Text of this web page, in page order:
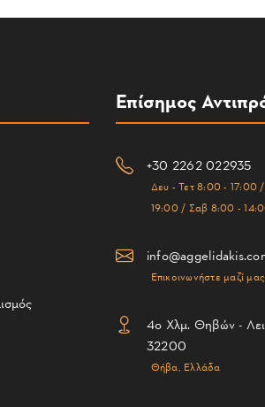
Επίσημος
+30 2262 022935
Δευ - Τετ 8:00 - 17:00
19:00 / Σαβ 8:00 -
Επικοινωνήστε μαζί μας
4ο Χλμ. Θηβών -
32200
Θήβα, Ελλάδα